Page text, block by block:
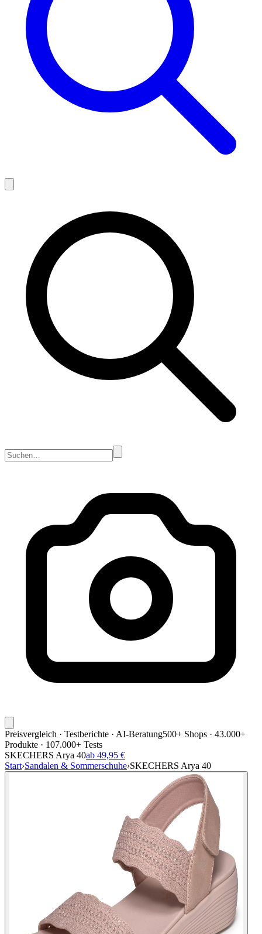
Preisvergleich · Testberichte · AI-Beratung500+ Shops · 43.000+
Produkte · 107.000+ Tests
SKECHERS Arya 40ab 49,95 €
Start›Sandalen & Sommerschuhe›SKECHERS Arya 40